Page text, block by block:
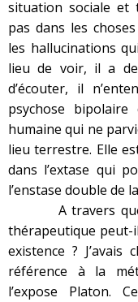
situation sociale et
pas dans les
les hallucinations
lieu de voir, il a
d’écouter, il
psychose
humaine qui ne
lieu terrestre. Elle
dans l’extase qui
l’enstase double de
A travers
thérapeutique peut-
existence ?
référence à la
l’expose Platon.